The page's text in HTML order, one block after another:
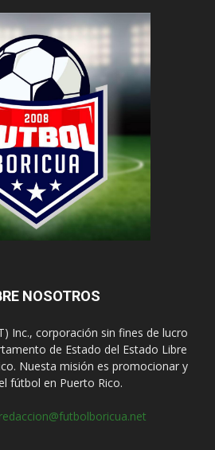
NOSOTROS
Inc., corporación sin fines de lucro
de Estado del Estado Libre
Nuesta misión es promocionar y
fútbol en Puerto Rico.
redaccion@futbolboricua.net